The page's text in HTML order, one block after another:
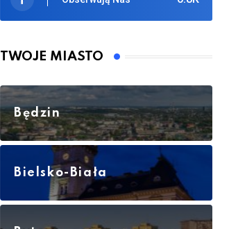
TWOJE MIASTO
Będzin
Bielsko-Biała